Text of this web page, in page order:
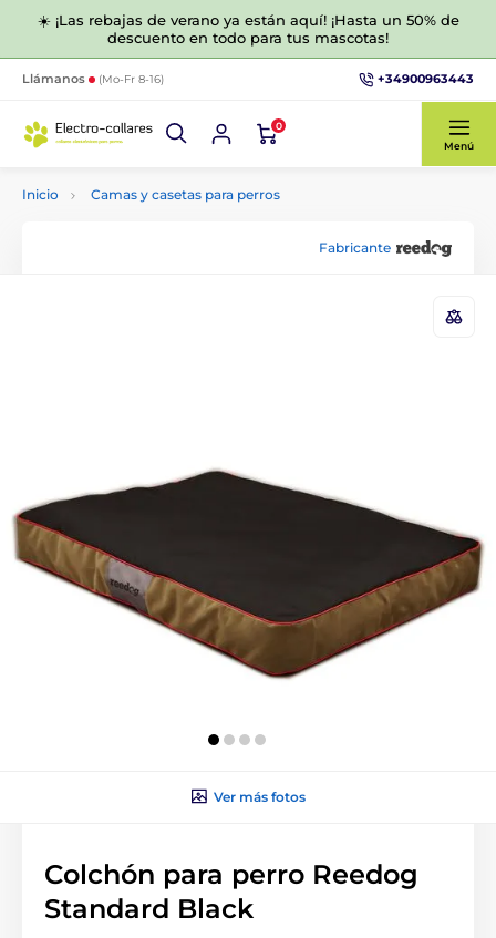
☀️ ¡Las rebajas de verano ya están aquí! ¡Hasta un 50% de
descuento en todo para tus mascotas!
Llámanos (Mo-Fr 8-16) +34900963443
0
Menú
Inicio Camas y casetas para perros
Fabricante
Ver más fotos
Colchón para perro Reedog
Standard Black